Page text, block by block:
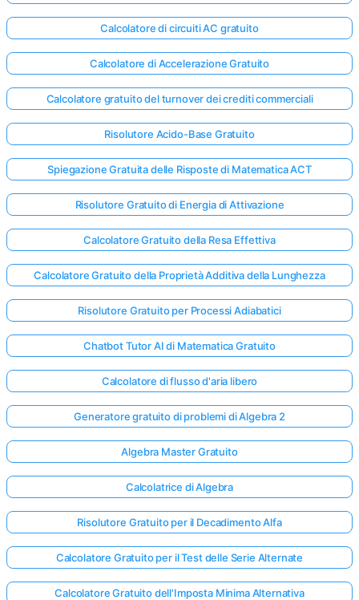
Calcolatore di circuiti AC gratuito
Calcolatore di Accelerazione Gratuito
Calcolatore gratuito del turnover dei crediti commerciali
Risolutore Acido-Base Gratuito
Spiegazione Gratuita delle Risposte di Matematica ACT
Risolutore Gratuito di Energia di Attivazione
Calcolatore Gratuito della Resa Effettiva
Calcolatore Gratuito della Proprietà Additiva della Lunghezza
Risolutore Gratuito per Processi Adiabatici
Chatbot Tutor AI di Matematica Gratuito
Calcolatore di flusso d'aria libero
Generatore gratuito di problemi di Algebra 2
Algebra Master Gratuito
Calcolatrice di Algebra
Risolutore Gratuito per il Decadimento Alfa
Calcolatore Gratuito per il Test delle Serie Alternate
Calcolatore Gratuito dell'Imposta Minima Alternativa